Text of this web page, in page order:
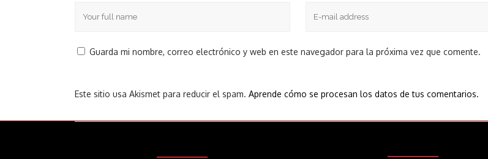
Guarda mi nombre, correo electrónico y web en este navegador para la próxima vez que comente.
Este sitio usa Akismet para reducir el spam. Aprende cómo se procesan los datos de tus comentarios.